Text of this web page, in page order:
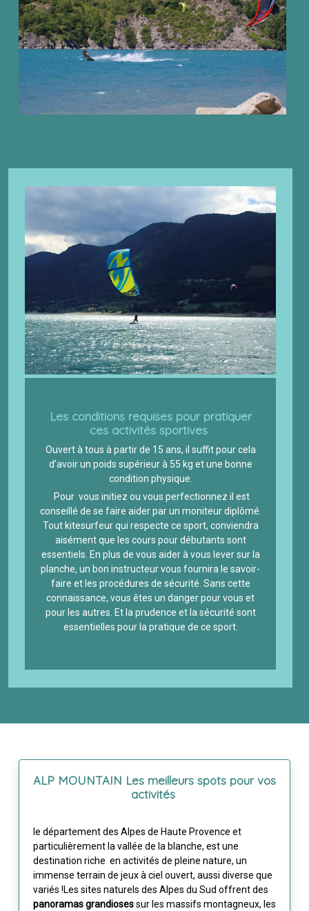
Les conditions requises pour pratiquer
ces activités sportives
Ouvert à tous à partir de 15 ans, il suffit pour cela
d’avoir un poids supérieur à 55 kg et une bonne
condition physique.
Pour vous initiez ou vous perfectionnez il est
conseillé de se faire aider par un moniteur diplômé.
Tout kitesurfeur qui respecte ce sport, conviendra
aisément que les cours pour débutants sont
essentiels. En plus de vous aider à vous lever sur la
planche, un bon instructeur vous fournira le savoir-
faire et les procédures de sécurité. Sans cette
connaissance, vous êtes un danger pour vous et
pour les autres. Et la prudence et la sécurité sont
essentielles pour la pratique de ce sport.
ALP MOUNTAIN Les meilleurs spots pour vos
activités
le département des Alpes de Haute Provence et
particulièrement la vallée de la blanche, est une
destination riche en activités de pleine nature, un
immense terrain de jeux à ciel ouvert, aussi diverse que
variés !Les sites naturels des Alpes du Sud offrent des
panoramas grandiosessur les massifs montagneux, les